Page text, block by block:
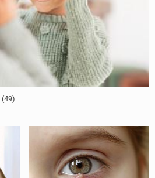
(49)